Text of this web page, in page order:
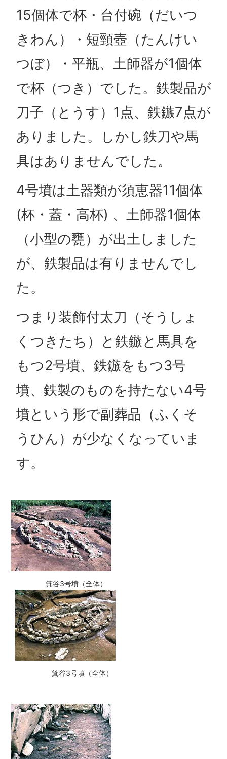
15個体で杯・台付碗（だいつ
きわん）・短頸壺（たんけい
つぼ）・平瓶、土師器が1個体
で杯（つき）でした。鉄製品が
刀子（とうす）1点、鉄鏃7点が
ありました。しかし鉄刀や馬
具はありませんでした。
4号墳は土器類が須恵器11個体
(杯・蓋・高杯) 、土師器1個体
（小型の甕）が出土しました
が、鉄製品は有りませんでし
た。
つまり装飾付太刀（そうしょ
くつきたち）と鉄鏃と馬具を
もつ2号墳、鉄鏃をもつ3号
墳、鉄製のものを持たない4号
墳という形で副葬品（ふくそ
うひん）が少なくなっていま
す。
箕谷3号墳（全体）
箕谷3号墳（全体）